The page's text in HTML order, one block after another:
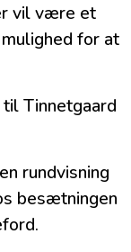
vil være et
for at
Tinnetgaard
rundvisning
besætningen